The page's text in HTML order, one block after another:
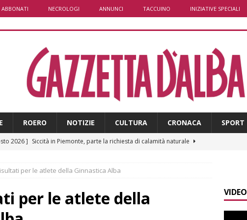
ABBONATI NECROLOGI ANNUNCI TACCUINO INIZIATIVE SPECIALI
ROERO NOTIZIE CULTURA CRONACA SPORT
2026 ] Siccità in Piemonte, parte la richiesta di calamità naturale
2026 ] Bollettino meteo: un po’ di temporali nel fine settimana, ma il
sempre presente
2026 ]
per le atlete della Ginnastica Alba
per le atlete della
VIDEO